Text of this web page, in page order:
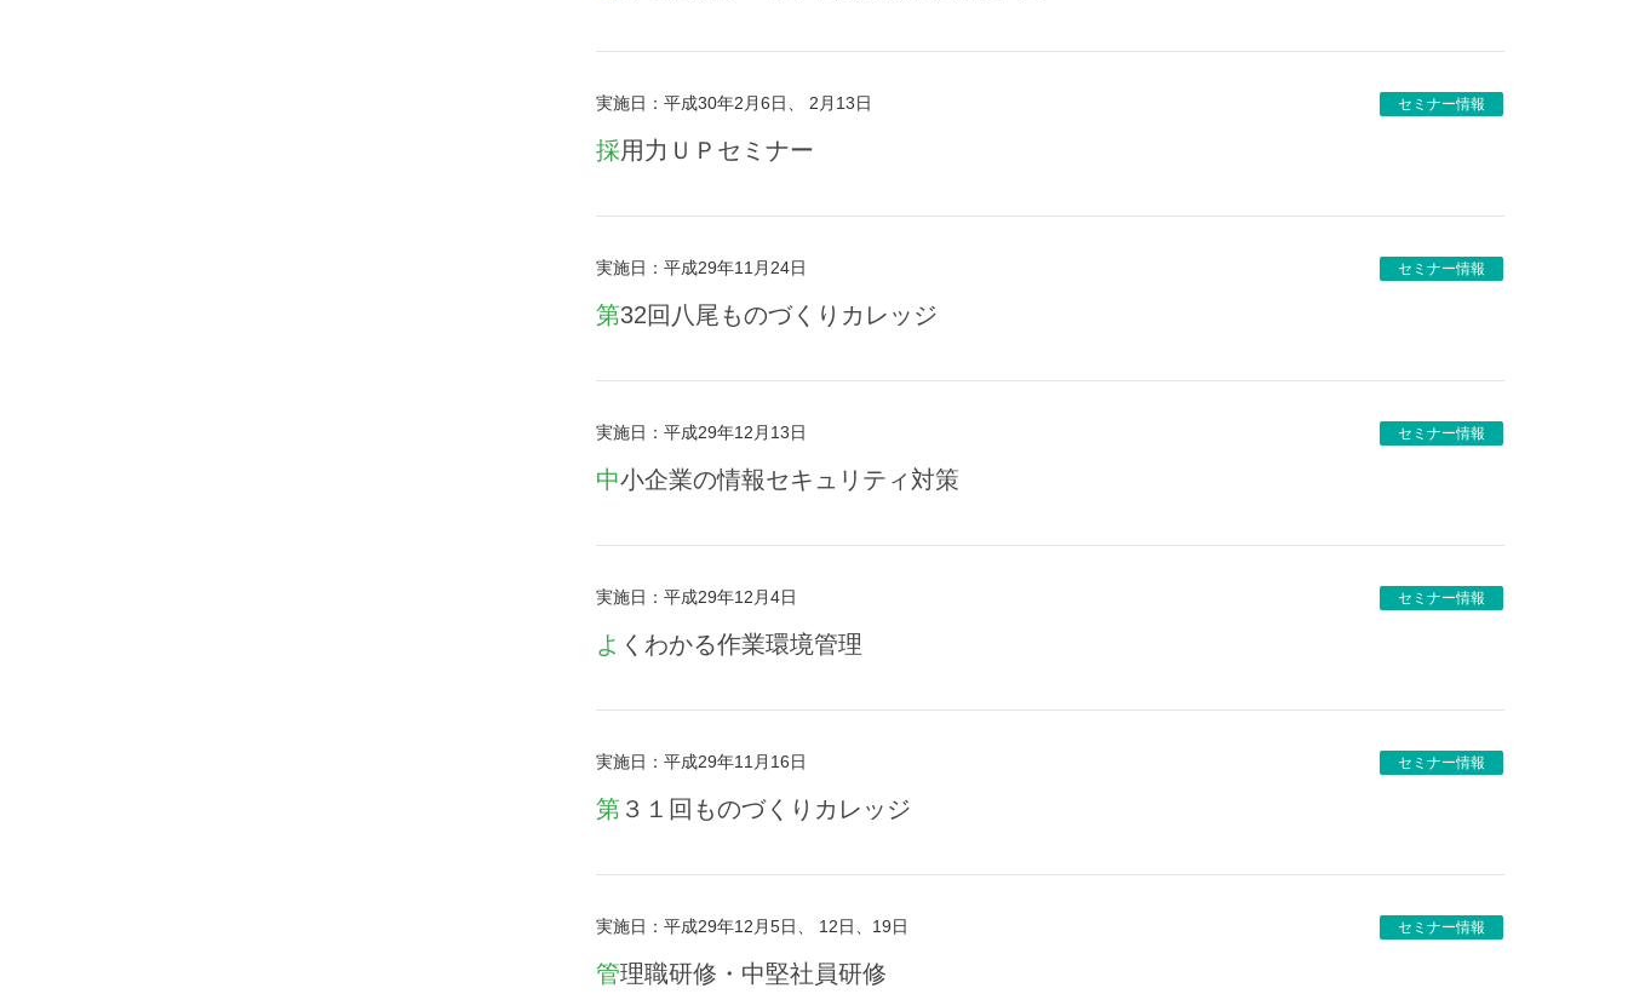
セミナー情報
実施日：平成30年2月6日、 2月13日
採用力ＵＰセミナー
セミナー情報
実施日：平成29年11月24日
第32回八尾ものづくりカレッジ
セミナー情報
実施日：平成29年12月13日
中小企業の情報セキュリティ対策
セミナー情報
実施日：平成29年12月4日
よくわかる作業環境管理
セミナー情報
実施日：平成29年11月16日
第３１回ものづくりカレッジ
セミナー情報
実施日：平成29年12月5日、 12日、19日
管理職研修・中堅社員研修